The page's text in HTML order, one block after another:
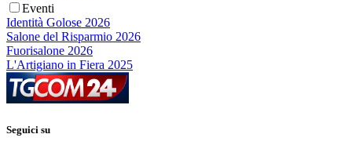
Eventi
Identità Golose 2026
Salone del Risparmio 2026
Fuorisalone 2026
L'Artigiano in Fiera 2025
Seguici su